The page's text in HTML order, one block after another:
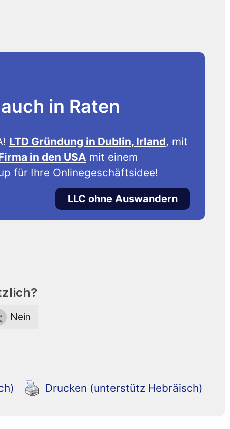
in Raten
LTD Gründung in Dublin, Irland, mit
in den USA mit einem
für Ihre Onlinegeschäftsidee!
LLC ohne Auswandern
Nein
Drucken (unterstütz Hebräisch)